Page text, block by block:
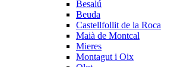
Besalú
Beuda
Castellfollit de la Roca
Maià de Montcal
Mieres
Montagut i Oix